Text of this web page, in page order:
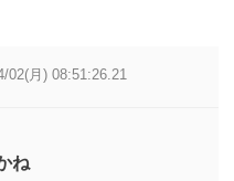
02(月) 08:51:26.21
ね